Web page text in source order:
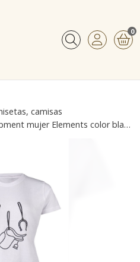
Buscar
0
camisas
Camiseta HKM Sports Equipment mujer Elements color blanco